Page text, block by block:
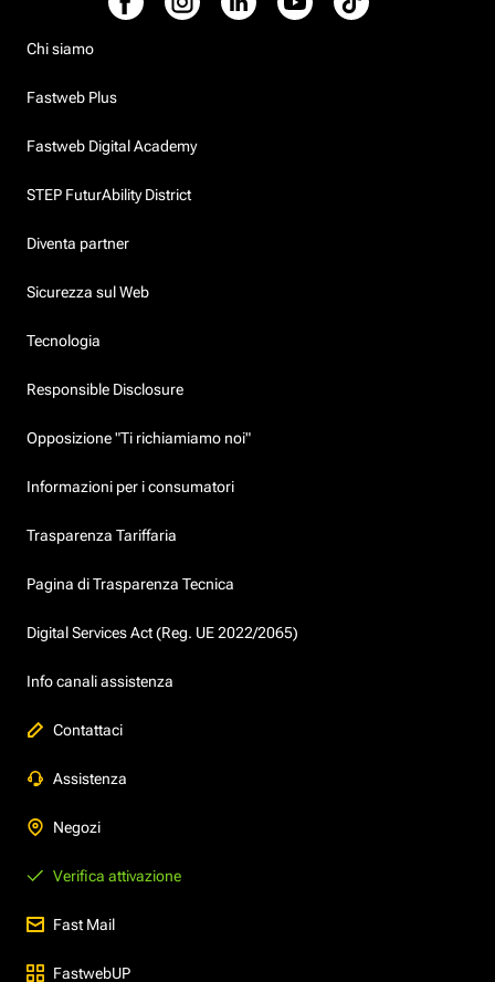
Chi siamo
Fastweb Plus
Fastweb Digital Academy
STEP FuturAbility District
Diventa partner
Sicurezza sul Web
Tecnologia
Responsible Disclosure
Opposizione "Ti richiamiamo noi"
Informazioni per i consumatori
Trasparenza Tariffaria
Pagina di Trasparenza Tecnica
Digital Services Act (Reg. UE 2022/2065)
Info canali assistenza
Contattaci
Assistenza
Negozi
Verifica attivazione
Fast Mail
FastwebUP